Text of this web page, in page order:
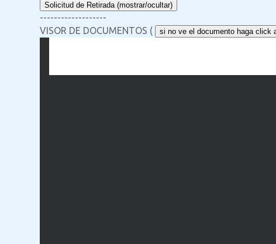
Solicitud de Retirada (mostrar/ocultar)
-------------------
VISOR DE DOCUMENTOS (
si no ve el documento haga click